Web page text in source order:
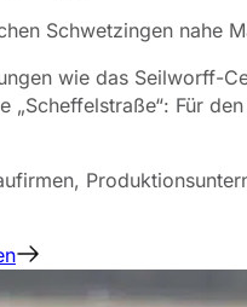
Schwetzingen nahe
wie das Seilworff-
„Scheffelstraße“: Für